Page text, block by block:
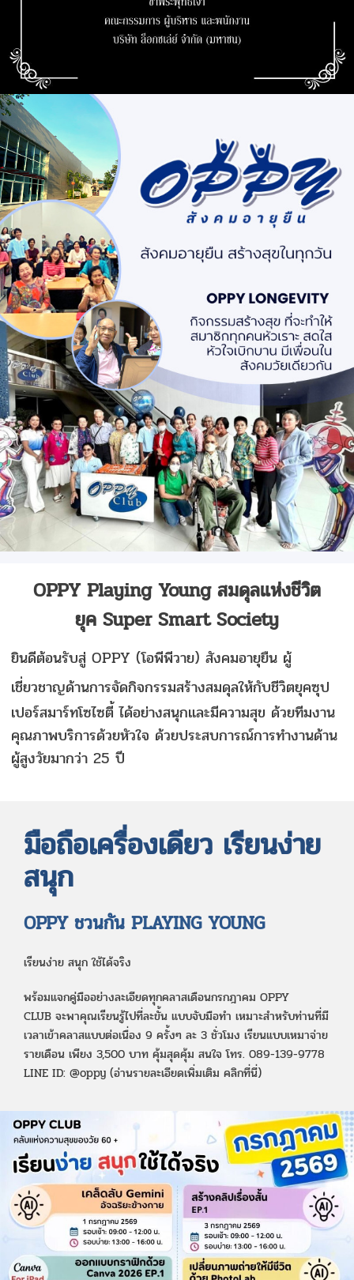
OPPY Playing Young สมดุลแห่งชีวิต
ยุค Super Smart Society
ยินดีต้อนรับสู่ OPPY (โอพีพีวาย) สังคมอายุยืน ผู้
เชี่ยวชาญด้านการจัดกิจกรรมสร้างสมดุลให้กับชีวิตยุคซุป
เปอร์สมาร์ทโซไซตี้ ได้อย่างสนุกและมีความสุข ด้วยทีมงาน
คุณภาพบริการด้วยหัวใจ ด้วยประสบการณ์การทำงานด้าน
ผู้สูงวัยมากว่า 25 ปี
มือถือเครื่องเดียว เรียนง่าย
สนุก
OPPY ชวนกัน PLAYING YOUNG
เรียนง่าย สนุก ใช้ได้จริง
พร้อมแจกคู่มืออย่างละเอียดทุกคลาสเดือนกรกฎาคม OPPY
CLUB จะพาคุณเรียนรู้ไปที่ละขั้น แบบจับมือทำ เหมาะสำหรับท่านที่มี
เวลาเข้าคลาสแบบต่อเนื่อง 9 ครั้งๆ ละ 3 ชั่วโมง เรียนแบบเหมาจ่าย
รายเดือน เพียง 3,500 บาท คุ้มสุดคุ้ม สนใจ โทร. 089-139-9778
LINE ID: @oppy (อ่านรายละเอียดเพิ่มเติม คลิกที่นี่)